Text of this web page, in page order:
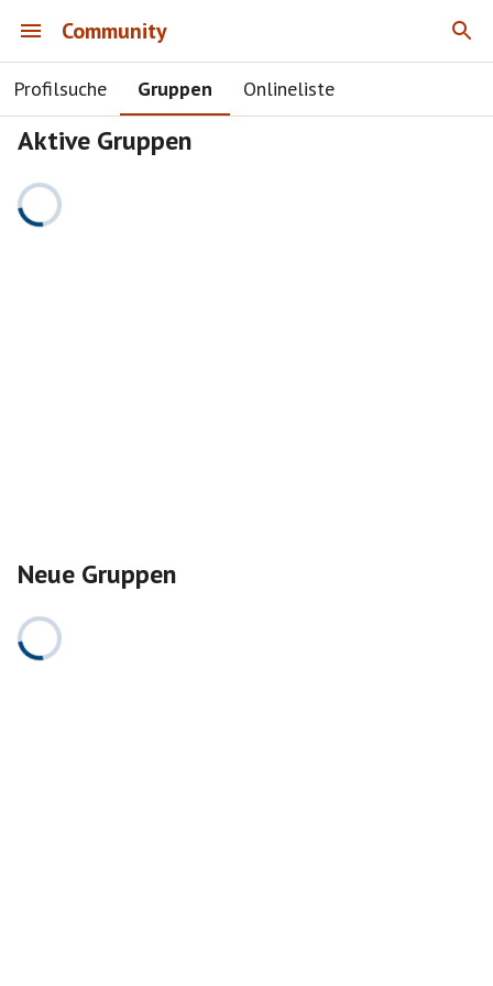
Community
Profilsuche Gruppen Onlineliste
Aktive Gruppen
Neue Gruppen